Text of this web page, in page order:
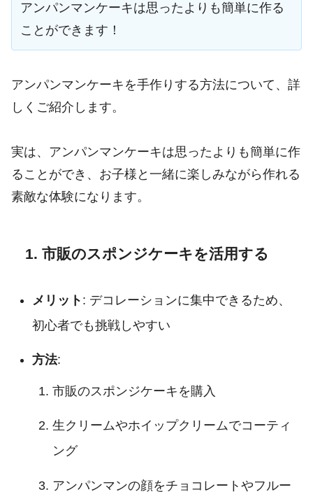
アンパンマンケーキは思ったよりも簡単に作る
ことができます！
アンパンマンケーキを手作りする方法について、詳
しくご紹介します。
実は、アンパンマンケーキは思ったよりも簡単に作
ることができ、お子様と一緒に楽しみながら作れる
素敵な体験になります。
1. 市販のスポンジケーキを活用する
メリット : デコレーションに集中できるため、
初心者でも挑戦しやすい
方法:
市販のスポンジケーキを購入
生クリームやホイップクリームでコーティ
ング
アンパンマンの顔をチョコレートやフルー